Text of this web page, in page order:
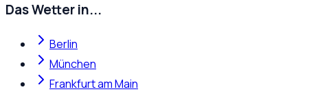
Das Wetter in...
Berlin
München
Frankfurt am Main